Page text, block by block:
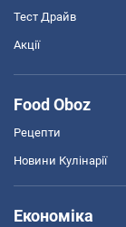
Тест Драйв
Акції
Food Oboz
Рецепти
Новини Кулінарії
Економіка